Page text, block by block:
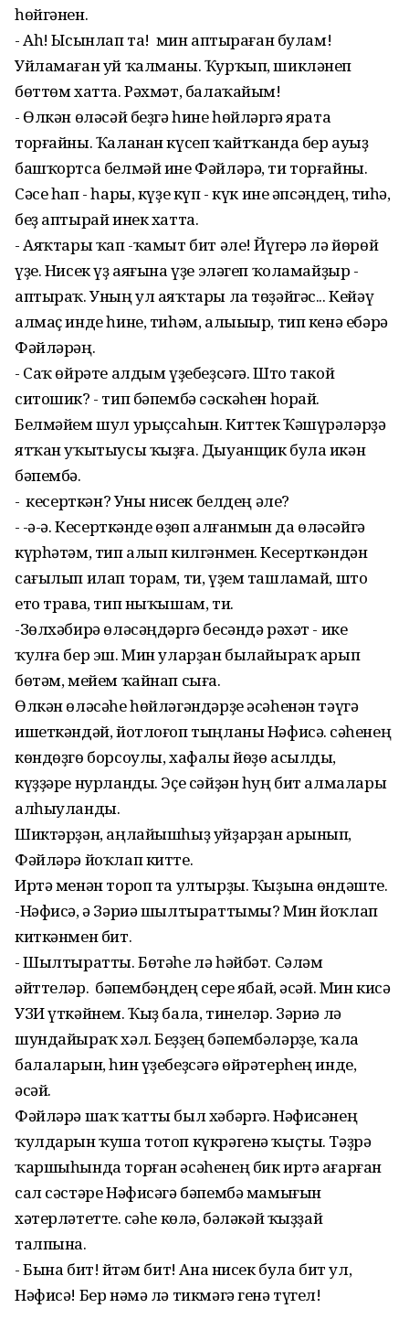
һөйгәнен.
- Аһ! Ысынлап та! Ә мин аптыраған булам!
Уйламаған уй ҡалманы. Ҡурҡып, шикләнеп
бөттөм хатта. Рәхмәт, балаҡайым!
- Өлкән өләсәй беҙгә һине һөйләргә ярата
торғайны. Ҡаланан күсеп ҡайтҡанда бер ауыҙ
башҡортса белмәй ине Фәйләрә, ти торғайны.
Сәсе һап - һары, күҙе күп - күк ине әпсәңдең, тиһә,
беҙ аптырай инек хатта.
- Аяҡтары ҡап -ҡамыт бит әле! Йүгерә лә йөрөй
үҙе. Нисек үҙ аяғына үҙе эләгеп ҡоламайҙыр -
аптыраҡ. Уның ул аяҡтары ла төҙәйгәс... Кейәү
алмаҫ инде һине, тиһәм, алыыыр, тип кенә ебәрә
Фәйләрәң.
- Саҡ өйрәте алдым үҙебеҙсәгә. Што такой
ситошик? - тип бәпембә сәскәһен һорай.
Белмәйем шул урыҫсаһын. Киттек Ҡәшүрәләрҙә
ятҡан уҡытыусы ҡыҙға. Дыуанщик була икән
бәпембә.
- Ә кесерткән? Уны нисек белдең әле?
- Ә-ә-ә. Кесерткәнде өҙөп алғанмын да өләсәйгә
күрһәтәм, тип алып килгәнмен. Кесерткәндән
сағылып илап торам, ти, үҙем ташламай, што
ето трава, тип ныҡышам, ти.
-Зөлхәбирә өләсәңдәргә бесәндә рәхәт - ике
ҡулға бер эш. Мин уларҙан былайыраҡ арып
бөтәм, мейем ҡайнап сыға.
Өлкән өләсәһе һөйләгәндәрҙе әсәһенән тәүгә
ишеткәндәй, йотлоғоп тыңланы Нәфисә. Әсәһенең
көндөҙгө борсоулы, хафалы йөҙө асылды,
күҙҙәре нурланды. Эҫе сәйҙән һуң бит алмалары
алһыуланды.
Шиктәрҙән, аңлайышһыҙ уйҙарҙан арынып,
Фәйләрә йоҡлап китте.
Иртә менән тороп та ултырҙы. Ҡыҙына өндәште.
-Нәфисә, ә Зәриә шылтыраттымы? Мин йоҡлап
киткәнмен бит.
- Шылтыратты. Бөтәһе лә һәйбәт. Сәләм
әйттеләр. Ә бәпембәңдең сере ябай, әсәй. Мин кисә
УЗИ үткәйнем. Ҡыҙ бала, тинеләр. Зәриә лә
шундайыраҡ хәл. Беҙҙең бәпембәләрҙе, ҡала
балаларын, һин үҙебеҙсәгә өйрәтерһең инде,
әсәй.
Фәйләрә шаҡ ҡатты был хәбәргә. Нәфисәнең
ҡулдарын ҡуша тотоп күкрәгенә ҡыҫты. Тәҙрә
ҡаршыһында торған әсәһенең бик иртә ағарған
сал сәстәре Нәфисәгә бәпембә мамығын
хәтерләтетте. Әсәһе көлә, бәләкәй ҡыҙҙай
талпына.
- Бына бит! Әйтәм бит! Ана нисек була бит ул,
Нәфисә! Бер нәмә лә тикмәгә генә түгел!